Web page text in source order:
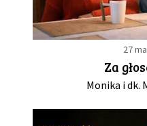
27
Za
Monika i dk.